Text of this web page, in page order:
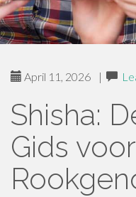
April 11, 2026 |
Shisha:
Gids